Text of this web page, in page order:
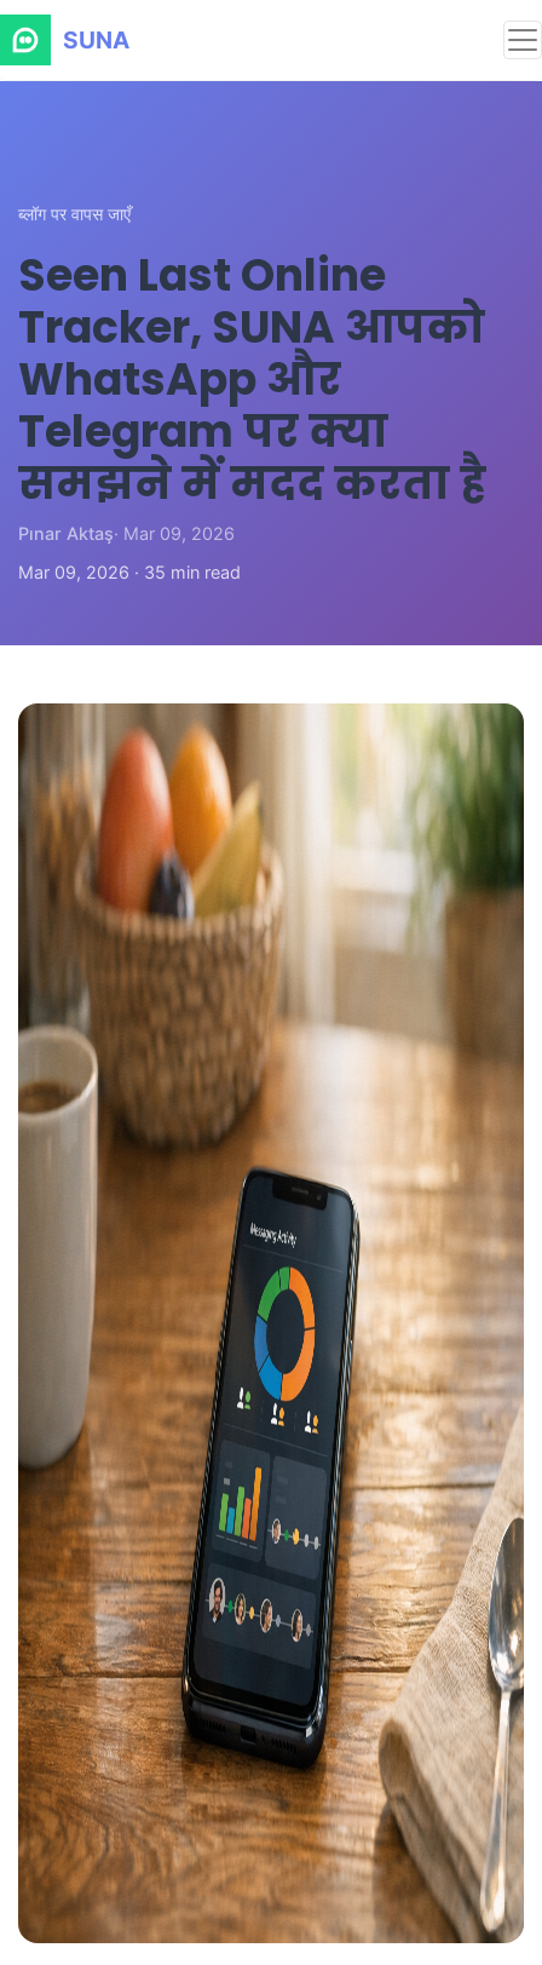
SUNA
ब्लॉग पर वापस जाएँ
Seen Last Online
Tracker, SUNA आपको
WhatsApp और
Telegram पर क्या
समझने में मदद करता है
Pınar Aktaş· Mar 09, 2026
Mar 09, 2026 · 35 min read